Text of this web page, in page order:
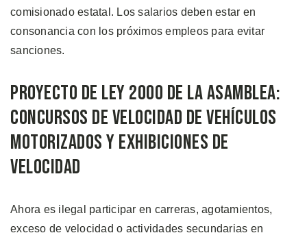
comisionado estatal. Los salarios deben estar en
consonancia con los próximos empleos para evitar
sanciones.
Proyecto de Ley 2000 de la Asamblea:
Concursos de Velocidad de Vehículos
Motorizados y Exhibiciones de
Velocidad
Ahora es ilegal participar en carreras, agotamientos,
exceso de velocidad o actividades secundarias en